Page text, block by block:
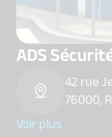
ADS
42 rue
76000,
Voir plus